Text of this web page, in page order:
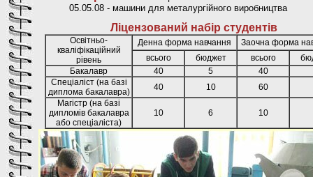
05.05.08 - машини для металургійного виробництва
Ліцензований набір студентів
Освітньо-
кваліфікаційний
рівень
Денна форма навчання
Заочна форма
всього
бюджет всього
Бакалавр
40 5
40
Спеціаліст (на базі
диплома бакалавра)
40 10
60
Магістр (на базі
дипломів бакалавра
або спеціаліста)
10 6 10